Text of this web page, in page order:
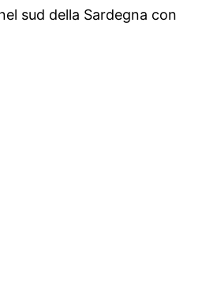
sud della Sardegna con